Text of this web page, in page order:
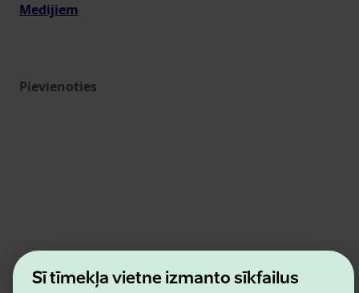
Šī tīmekļa vietne izmanto sīkfailus
Medijiem
Pievienoties
Estonian Business and Innovation Agency
Kontakti